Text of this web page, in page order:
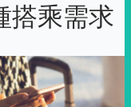
搭乘需求